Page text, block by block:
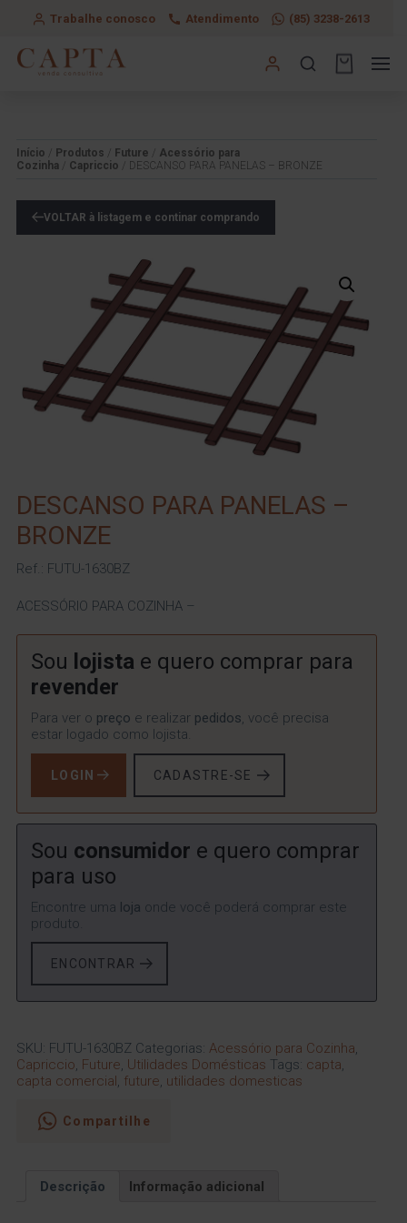
Trabalhe conosco Atendimento (85) 3238-2613
Início Produtos Future
Acessório para
Cozinha
Capriccio / DESCANSO PARA PANELAS – BRONZE
VOLTAR à listagem e continar comprando
DESCANSO PARA PANELAS –
BRONZE
Ref.: FUTU-1630BZ
ACESSÓRIO PARA COZINHA –
Sou lojista e quero comprar para
revender
Para ver o preço e realizar pedidos, você precisa
estar logado como lojista.
LOGIN CADASTRE-SE
Sou consumidor e quero comprar
para uso
Encontre uma loja onde você poderá comprar este
produto.
ENCONTRAR
SKU: FUTU-1630BZ Categorias:Acessório para Cozinha,
Capriccio, Future, Utilidades Domésticas Tags: capta,
capta comercial, future, utilidades domesticas
Compartilhe
Descrição Informação adicional